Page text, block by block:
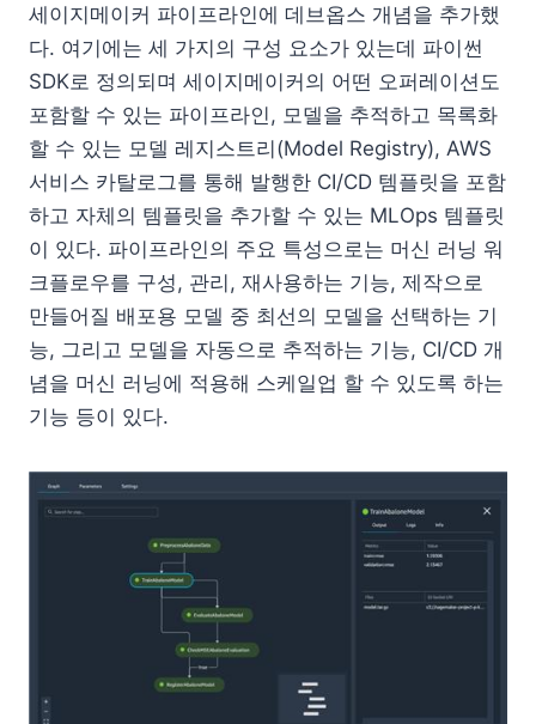
세이지메이커 파이프라인에 데브옵스 개념을 추가했
다. 여기에는 세 가지의 구성 요소가 있는데 파이썬
SDK로 정의되며 세이지메이커의 어떤 오퍼레이션도
포함할 수 있는 파이프라인, 모델을 추적하고 목록화
할 수 있는 모델 레지스트리(Model Registry), AWS
서비스 카탈로그를 통해 발행한 CI/CD 템플릿을 포함
하고 자체의 템플릿을 추가할 수 있는 MLOps 템플릿
이 있다. 파이프라인의 주요 특성으로는 머신 러닝 워
크플로우를 구성, 관리, 재사용하는 기능, 제작으로
만들어질 배포용 모델 중 최선의 모델을 선택하는 기
능, 그리고 모델을 자동으로 추적하는 기능, CI/CD 개
념을 머신 러닝에 적용해 스케일업 할 수 있도록 하는
기능 등이 있다.